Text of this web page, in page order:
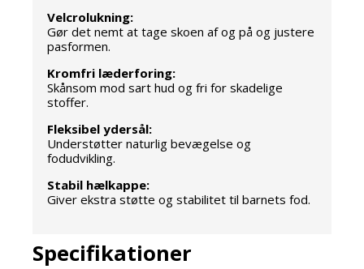
Velcrolukning:
Gør det nemt at tage skoen af og på og justere
pasformen.
Kromfri læderforing:
Skånsom mod sart hud og fri for skadelige
stoffer.
Fleksibel ydersål:
Understøtter naturlig bevægelse og
fodudvikling.
Stabil hælkappe:
Giver ekstra støtte og stabilitet til barnets fod.
Specifikationer